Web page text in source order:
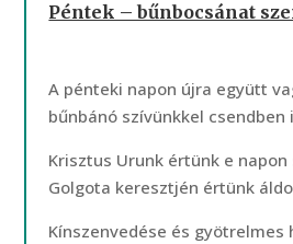
Péntek – bűnbocsánat
A pénteki napon újra együtt
bűnbánó szívünkkel csendben
Krisztus Urunk értünk e
Golgota keresztjén értünk
Kínszenvedése és gyötrelmes